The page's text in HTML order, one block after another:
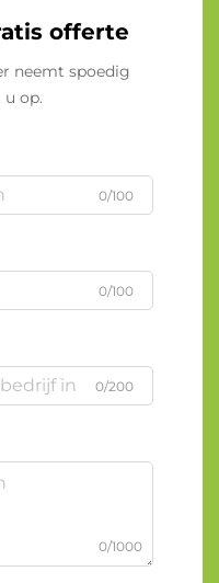
offerte
neemt spoedig
op.
0/100
0/100
0/200
0/1000